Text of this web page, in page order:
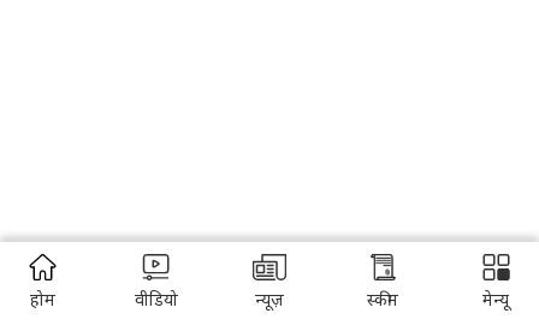
होम वीडियो न्यूज़ स्कीम मेन्यू